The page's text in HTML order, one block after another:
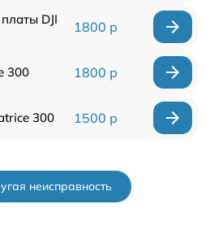
DJI
1800 р
300 1800 р
300 1500 р
неисправность